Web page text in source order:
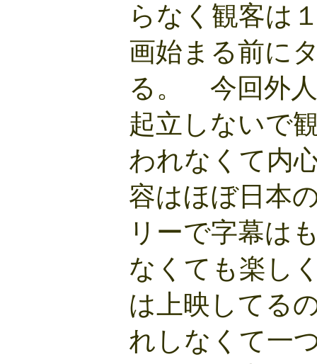
らなく観客は
画始まる前に
る。 今回外
起立しないで
われなくて内
容はほぼ日本
リーで字幕は
なくても楽し
は上映してる
れしなくて一